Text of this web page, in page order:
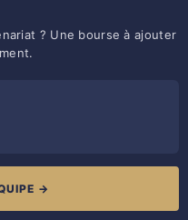
? Une bourse à ajouter
→